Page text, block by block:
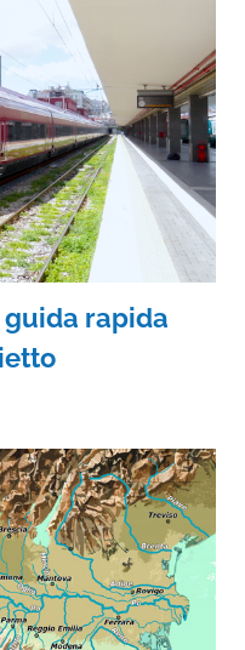
rapida